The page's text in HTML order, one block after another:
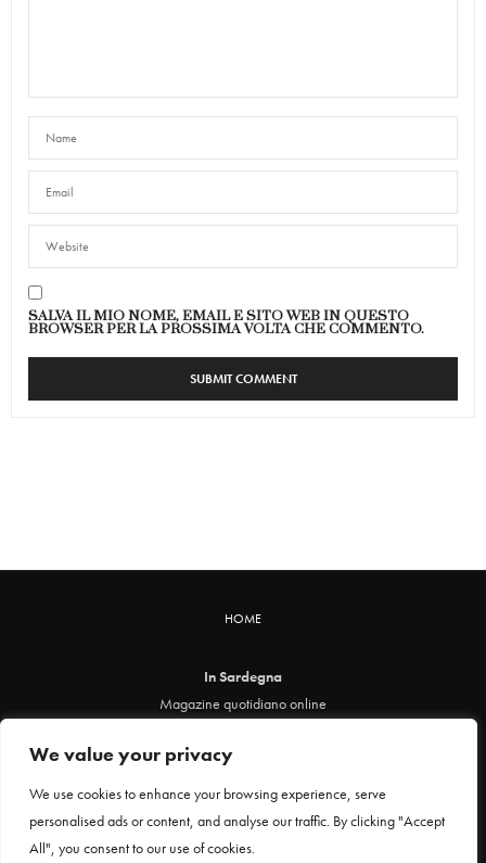
We value your privacy
We use cookies to enhance your browsing experience, serve
personalised ads or content, and analyse our traffic. By clicking "Accept
All", you consent to our use of cookies.
SALVA IL MIO NOME, EMAIL E SITO WEB IN QUESTO
BROWSER PER LA PROSSIMA VOLTA CHE COMMENTO.
HOME
In Sardegna
Magazine quotidiano online
Direttore responsabile ed editore: Claudia Marin
Piazza Santa Chiara, 49 - 00186 - Roma
P.IVA 12912621005
Testata online registrata al Tribunale di Roma al n. 29 del 24 febbraio 2021